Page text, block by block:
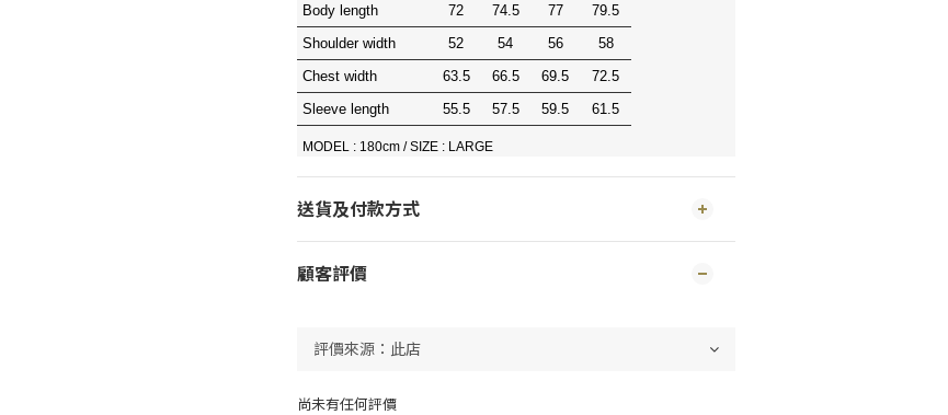
Body length
72 74.5 77
79.5
Shoulder width
52 54 56
58
Chest width
63.5 66.5 69.5
72.5
Sleeve length
55.5 57.5 59.5 61.5
MODEL : 180cm / SIZE : LARGE
送貨及付款方式
顧客評價
尚未有任何評價